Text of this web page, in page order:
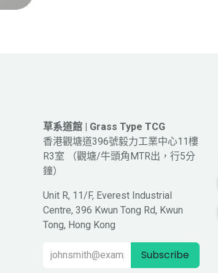
草系道館 | Grass Type TCG
香港觀塘道396號毅力工業中心11樓
R3室 （觀塘/牛頭角MTR出，行5分
鐘）
Unit R, 11/F, Everest Industrial
Centre, 396 Kwun Tong Rd, Kwun
Tong, Hong Kong
Subscribe